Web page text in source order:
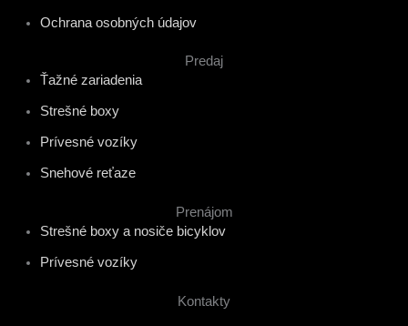
Ochrana osobných údajov
Predaj
Ťažné zariadenia
Strešné boxy
Prívesné vozíky
Snehové reťaze
Prenájom
Strešné boxy a nosiče bicyklov
Prívesné vozíky
Kontakty